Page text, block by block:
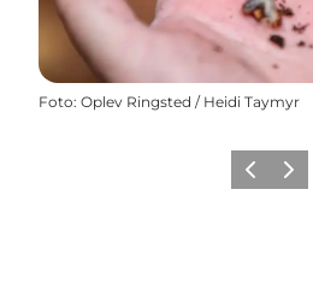
Foto: Oplev Ringsted / Heidi Taymyr
ForrigeNæste